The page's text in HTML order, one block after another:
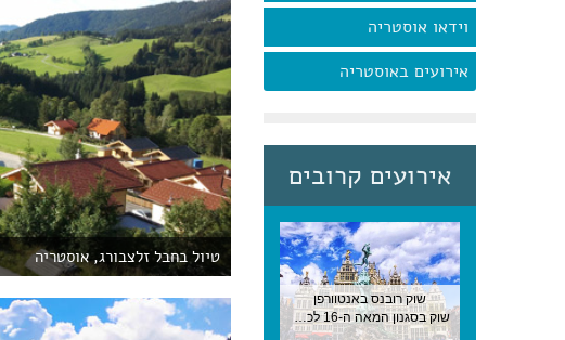
וידאו אוסטריה
אירועים באוסטריה
אירועים קרובים
שוק רובנס באנטוורפן
שוק בסגנון המאה ה-16 לכבודו של הצייר המפורסם, בן העיר, נערך ב-15 באוגוסט באנטוורפן
טיול בחבל זלצבורג, אוסטריה